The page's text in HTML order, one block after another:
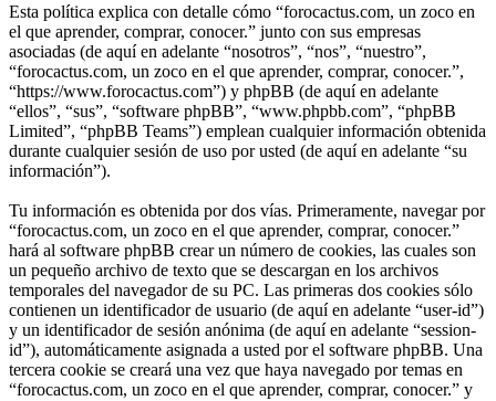
Esta política explica con detalle cómo “forocactus.com, un zoco en
el que aprender, comprar, conocer.” junto con sus empresas
asociadas (de aquí en adelante “nosotros”, “nos”, “nuestro”,
“forocactus.com, un zoco en el que aprender, comprar, conocer.”,
“https://www.forocactus.com”) y phpBB (de aquí en adelante
“ellos”, “sus”, “software phpBB”, “www.phpbb.com”, “phpBB
Limited”, “phpBB Teams”) emplean cualquier información obtenida
durante cualquier sesión de uso por usted (de aquí en adelante “su
información”).
Tu información es obtenida por dos vías. Primeramente, navegar por
“forocactus.com, un zoco en el que aprender, comprar, conocer.”
hará al software phpBB crear un número de cookies, las cuales son
un pequeño archivo de texto que se descargan en los archivos
temporales del navegador de su PC. Las primeras dos cookies sólo
contienen un identificador de usuario (de aquí en adelante “user-id”)
y un identificador de sesión anónima (de aquí en adelante “session-
id”), automáticamente asignada a usted por el software phpBB. Una
tercera cookie se creará una vez que haya navegado por temas en
“forocactus.com, un zoco en el que aprender, comprar, conocer.” y